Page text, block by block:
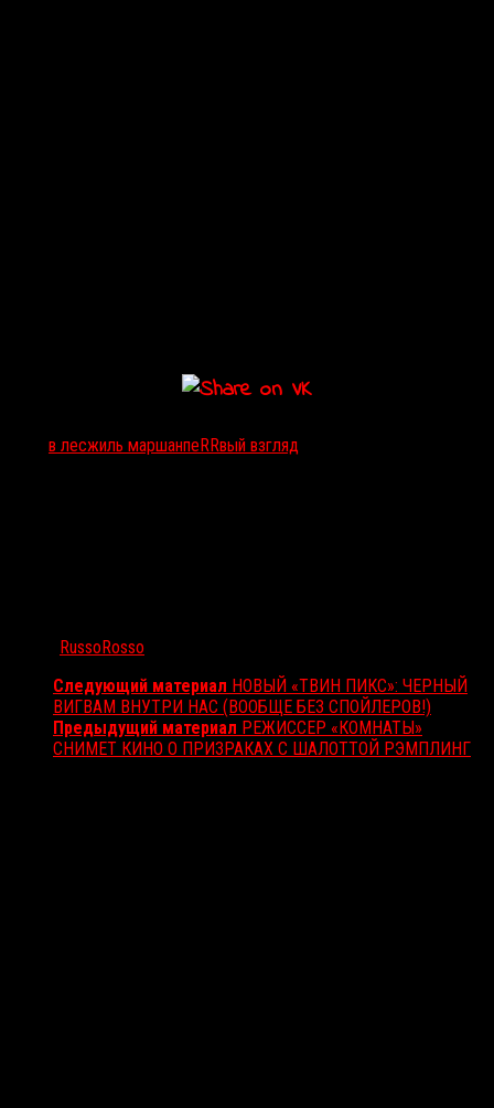
в лесжиль маршанпеRRвый взгляд
RussoRosso
Следующий материал НОВЫЙ «ТВИН ПИКС»: ЧЕРНЫЙ
ВИГВАМ ВНУТРИ НАС (ВООБЩЕ БЕЗ СПОЙЛЕРОВ!)
Предыдущий материал РЕЖИССЕР «КОМНАТЫ»
СНИМЕТ КИНО О ПРИЗРАКАХ С ШАЛОТТОЙ РЭМПЛИНГ